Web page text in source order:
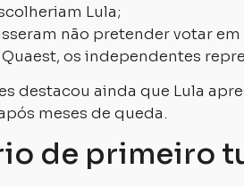
Lula;
não pretender votar
os independentes
destacou ainda que Lula
meses de queda.
de primeiro